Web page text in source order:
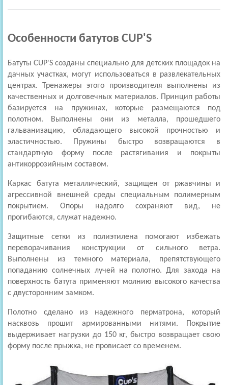
Особенности батутов CUP'S
Батуты CUP'S созданы специально для детских площадок на
дачных участках, могут использоваться в развлекательных
центрах. Тренажеры этого производителя выполнены из
качественных и долговечных материалов. Принцип работы
базируется на пружинах, которые размещаются под
полотном. Выполнены они из металла, прошедшего
гальванизацию, обладающего высокой прочностью и
эластичностью. Пружины быстро возвращаются в
стандартную форму после растягивания и покрыты
антикоррозийным составом.
Каркас батута металлический, защищен от ржавчины и
агрессивной внешней среды специальным полимерным
покрытием. Опоры надолго сохраняют вид, не
прогибаются, служат надежно.
Защитные сетки из полиэтилена помогают избежать
переворачивания конструкции от сильного ветра.
Выполнены из темного материала, препятствующего
попаданию солнечных лучей на полотно. Для захода на
поверхность батута применяют молнию высокого качества
с двусторонним замком.
Полотно сделано из надежного перматрона, который
насквозь прошит армированными нитями. Покрытие
выдерживает нагрузки до 150 кг, быстро возвращает свою
форму после прыжка, не провисает со временем.